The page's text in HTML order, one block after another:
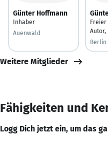
Günter Hoffmann
Inhaber
Auenwald
Freier
Autor,
Berlin
Weitere Mitglieder
Fähigkeiten und
Logg Dich jetzt ein, um das